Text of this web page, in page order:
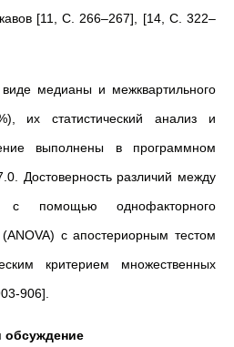
[11, С. 266–267], [14, С. 322–
медианы и межквартильного
их статистический анализ и
выполнены в программном
Достоверность различий между
с помощью однофакторного
c апостериорным тестом
критерием множественных
906].
обсуждение